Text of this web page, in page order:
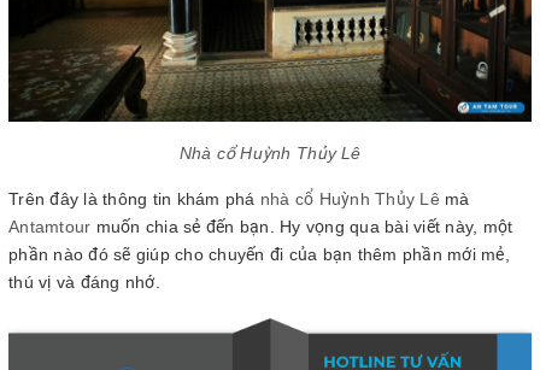
Nhà cổ Huỳnh Thủy Lê
Trên đây là thông tin khám phá nhà cổ Huỳnh Thủy Lê mà
Antamtour muốn chia sẻ đến bạn. Hy vọng qua bài viết này, một
phần nào đó sẽ giúp cho chuyến đi của bạn thêm phần mới mẻ,
thú vị và đáng nhớ.